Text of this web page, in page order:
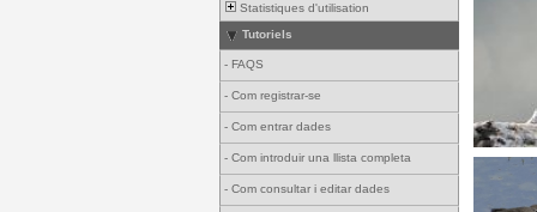
Statistiques d'utilisation
Tutoriels
- FAQS
- Com registrar-se
- Com entrar dades
- Com introduir una llista completa
- Com consultar i editar dades